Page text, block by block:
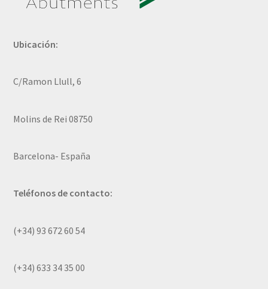
Ubicación:
C/Ramon Llull, 6
Molins de Rei 08750
Barcelona- España
Teléfonos de contacto:
(+34) 93 672 60 54
(+34) 633 34 35 00